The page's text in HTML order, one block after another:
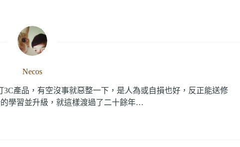
Necos
產品，有空沒事就惡整一下，是人為或自損也好，反正能送修
學習並升級，就這樣渡過了二十餘年…